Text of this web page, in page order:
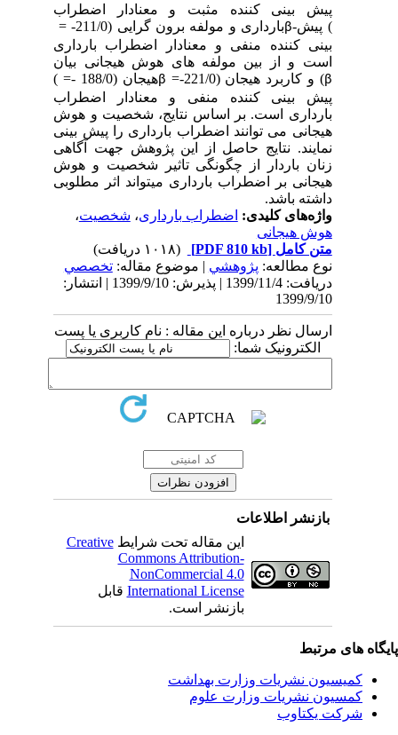
پیش ­بینی کننده مثبت و معنادار اضطراب
بارداری و مولفه برون­ گرایی (211/0- =β ) پیش­
بینی کننده منفی و معنادار اضطراب بارداری
است و از بین مولفه­ های هوش هیجانی بیان
هیجان (188/0 -= β ) و کاربرد هیجان (221/0-=
)
پیش ­بینی کننده منفی و معنادار اضطراب
بارداری است. بر اساس نتایج، شخصیت و هوش
هیجانی می توانند اضطراب بارداری را پیش­ بینی
نمایند. نتایج حاصل از این پژوهش جهت آگاهی
زنان باردار از چگونگی تاثیر شخصیت و هوش
هیجانی بر اضطراب بارداری می­تواند اثر مطلوبی
داشته باشد.
واژه‌های کلیدی:اضطراب بارداری،شخصیت،
هوش هیجانی
متن کامل[PDF 810 kb]
نوع مطالعه:پژوهشي| موضوع مقاله:تخصصي
دریافت: 1399/11/4 | پذیرش: 1399/9/10 | انتشار:
1399/9/10
ارسال نظر درباره این مقاله : نام کاربری یا پست
الکترونیک شما:
بازنشر اطلاعات
این مقاله تحت شرایطCreative
Commons Attribution-
NonCommercial 4.0
International Licenseقابل
بازنشر است.
های مرتبط
کمیسیون نشریات وزارت بهداشت
کمسیون نشریات وزارت علوم
شرکت یکتاوب